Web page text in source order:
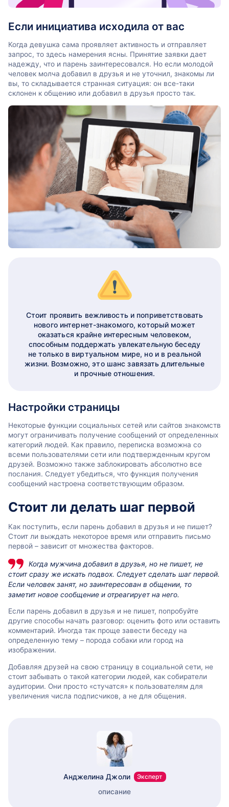
Если инициатива исходила от вас
Когда девушка сама проявляет активность и отправляет
запрос, то здесь намерения ясны. Принятие заявки дает
надежду, что и парень заинтересовался. Но если молодой
человек молча добавил в друзья и не уточнил, знакомы ли
вы, то складывается странная ситуация: он все-таки
склонен к общению или добавил в друзья просто так.
Стоит проявить вежливость и поприветствовать
нового интернет-знакомого, который может
оказаться крайне интересным человеком,
способным поддержать увлекательную беседу
не только в виртуальном мире, но и в реальной
жизни. Возможно, это шанс завязать длительные
и прочные отношения.
Настройки страницы
Некоторые функции социальных сетей или сайтов знакомств
могут ограничивать получение сообщений от определенных
категорий людей. Как правило, переписка возможна со
всеми пользователями сети или подтвержденным кругом
друзей. Возможно также заблокировать абсолютно все
послания. Следует убедиться, что функция получения
сообщений настроена соответствующим образом.
Стоит ли делать шаг первой
Как поступить, если парень добавил в друзья и не пишет?
Стоит ли выждать некоторое время или отправить письмо
первой – зависит от множества факторов.
Когда мужчина добавил в друзья, но не пишет, не
стоит сразу же искать подвох. Следует сделать шаг первой.
Если человек занят, но заинтересован в общении, то
заметит новое сообщение и отреагирует на него.
Если парень добавил в друзья и не пишет, попробуйте
другие способы начать разговор: оценить фото или оставить
комментарий. Иногда так проще завести беседу на
определенную тему – порода собаки или город на
изображении.
Добавляя друзей на свою страницу в социальной сети, не
стоит забывать о такой категории людей, как собиратели
аудитории. Они просто «стучатся» к пользователям для
увеличения числа подписчиков, а не для общения.
Анджелина Джоли Эксперт
описание